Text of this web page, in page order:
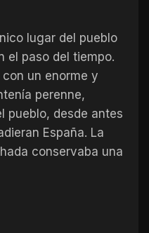
lugar del pueblo
el paso del tiempo.
un enorme y
perenne,
pueblo, desde antes
España. La
conservaba una